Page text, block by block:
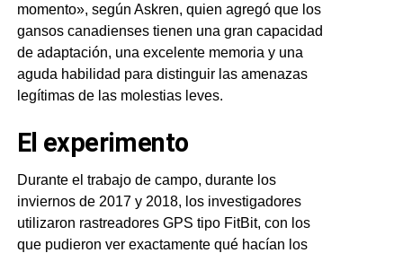
momento», según Askren, quien agregó que los
gansos canadienses tienen una gran capacidad
de adaptación, una excelente memoria y una
aguda habilidad para distinguir las amenazas
legítimas de las molestias leves.
El experimento
Durante el trabajo de campo, durante los
inviernos de 2017 y 2018, los investigadores
utilizaron rastreadores GPS tipo FitBit, con los
que pudieron ver exactamente qué hacían los